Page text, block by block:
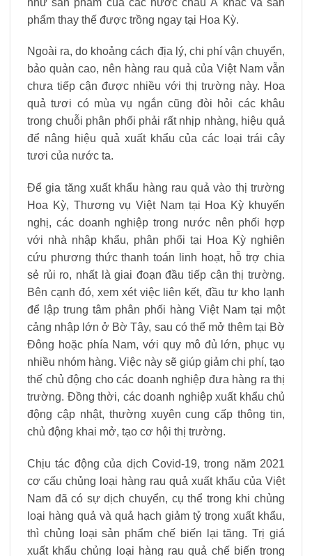
phẩm thay thế được trồng ngay tại Hoa Kỳ.
Ngoài ra, do khoảng cách địa lý, chi phí vận chuyển,
bảo quản cao, nên hàng rau quả của Việt Nam vẫn
chưa tiếp cận được nhiều với thị trường này. Hoa
quả tươi có mùa vụ ngắn cũng đòi hỏi các khâu
trong chuỗi phân phối phải rất nhịp nhàng, hiệu quả
để nâng hiệu quả xuất khẩu của các loại trái cây
tươi của nước ta.
Để gia tăng xuất khẩu hàng rau quả vào thị trường
Hoa Kỳ, Thương vụ Việt Nam tại Hoa Kỳ khuyến
nghị, các doanh nghiệp trong nước nên phối hợp
với nhà nhập khẩu, phân phối tại Hoa Kỳ nghiên
cứu phương thức thanh toán linh hoạt, hỗ trợ chia
sẻ rủi ro, nhất là giai đoạn đầu tiếp cận thị trường.
Bên cạnh đó, xem xét việc liên kết, đầu tư kho lạnh
để lập trung tâm phân phối hàng Việt Nam tại một
cảng nhập lớn ở Bờ Tây, sau có thể mở thêm tại Bờ
Đông hoặc phía Nam, với quy mô đủ lớn, phục vụ
nhiều nhóm hàng. Việc này sẽ giúp giảm chi phí, tạo
thế chủ động cho các doanh nghiệp đưa hàng ra thị
trường. Đồng thời, các doanh nghiệp xuất khẩu chủ
động cập nhật, thường xuyên cung cấp thông tin,
chủ động khai mở, tạo cơ hội thị trường.
Chịu tác động của dịch Covid-19, trong năm 2021
cơ cấu chủng loại hàng rau quả xuất khẩu của Việt
Nam đã có sự dịch chuyển, cụ thể trong khi chủng
loại hàng quả và quả hạch giảm tỷ trọng xuất khẩu,
thì chủng loại sản phẩm chế biến lại tăng. Trị giá
xuất khẩu chủng loại hàng rau quả chế biến trong